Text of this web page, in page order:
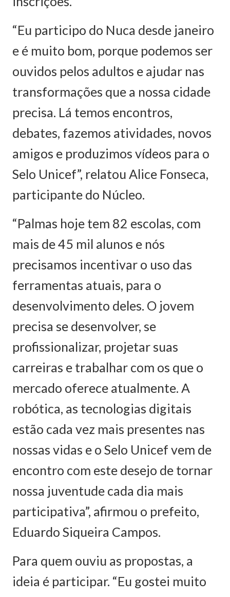
“Eu participo do Nuca desde janeiro
e é muito bom, porque podemos ser
ouvidos pelos adultos e ajudar nas
transformações que a nossa cidade
precisa. Lá temos encontros,
debates, fazemos atividades, novos
amigos e produzimos vídeos para o
Selo Unicef”, relatou Alice Fonseca,
participante do Núcleo.
“Palmas hoje tem 82 escolas, com
mais de 45 mil alunos e nós
precisamos incentivar o uso das
ferramentas atuais, para o
desenvolvimento deles. O jovem
precisa se desenvolver, se
profissionalizar, projetar suas
carreiras e trabalhar com os que o
mercado oferece atualmente. A
robótica, as tecnologias digitais
estão cada vez mais presentes nas
nossas vidas e o Selo Unicef vem de
encontro com este desejo de tornar
nossa juventude cada dia mais
participativa”, afirmou o prefeito,
Eduardo Siqueira Campos.
Para quem ouviu as propostas, a
ideia é participar. “Eu gostei muito